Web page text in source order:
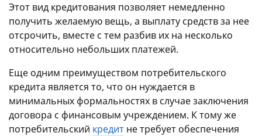
Этот вид кредитования позволяет немедленно
получить желаемую вещь, а выплату средств за нее
отсрочить, вместе с тем разбив их на несколько
относительно небольших платежей.
Еще одним преимуществом потребительского
кредита является то, что он нуждается в
минимальных формальностях в случае заключения
договора с финансовым учреждением. К тому же
потребительский кредит не требует обеспечения